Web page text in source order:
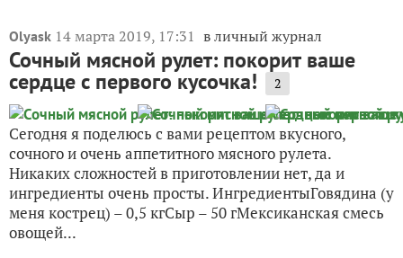
Olyask 14 марта 2019, 17:31 в личный журнал
Сочный мясной рулет: покорит ваше
сердце с первого кусочка! 2
Сегодня я поделюсь с вами рецептом вкусного,
сочного и очень аппетитного мясного рулета.
Никаких сложностей в приготовлении нет, да и
ингредиенты очень просты. ИнгредиентыГовядина (у
меня кострец) – 0,5 кгСыр – 50 гМексиканская смесь
овощей...